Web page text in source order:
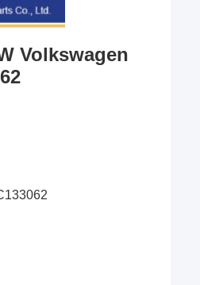
Volkswagen